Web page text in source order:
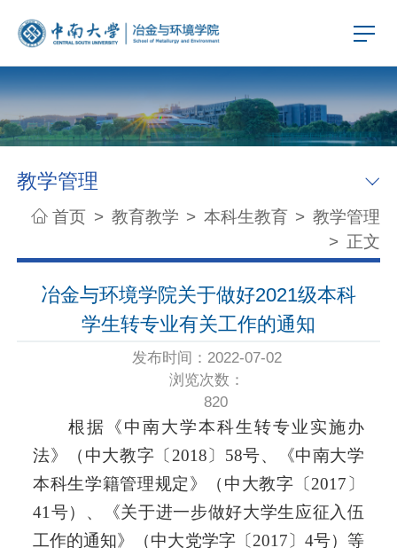
教学管理
首页 > 教育教学 > 本科生教育 > 教学管理
> 正文
冶金与环境学院关于做好2021级本科
学生转专业有关工作的通知
发布时间：2022-07-02
浏览次数：
820
根据《中南大学本科生转专业实施办
法》（中大教字〔 2018〕58号、
《中南大学
本科生学籍管理规定》（中大教字〔 2017〕
41号）、《关于进一步做好大学生应征入伍
工作的通知》（中大党学字〔2017〕4号）等